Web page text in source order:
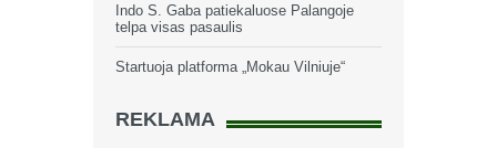
Indo S. Gaba patiekaluose Palangoje
telpa visas pasaulis
Startuoja platforma „Mokau Vilniuje“
REKLAMA